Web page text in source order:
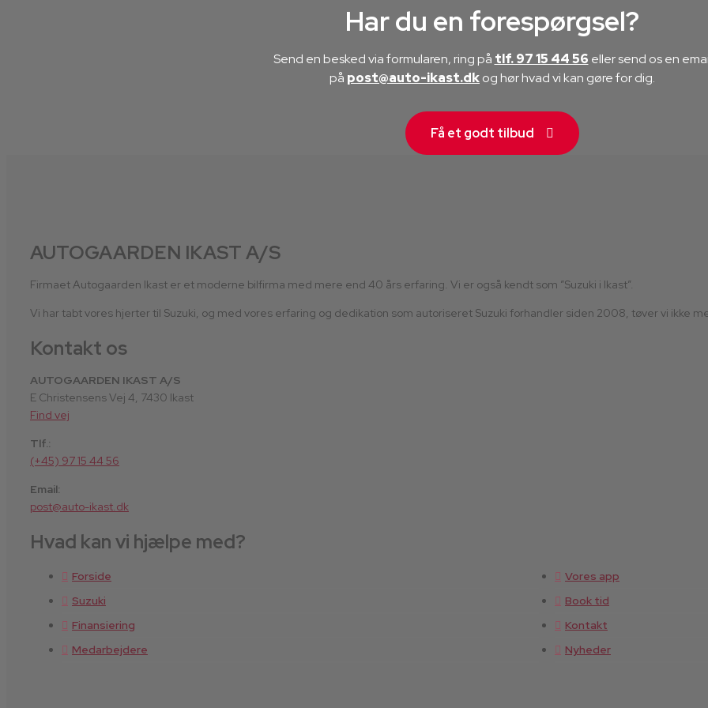
Har du en forespørgsel?
Send en besked via formularen, ring på tlf. 97 15 44 56 eller send os en
på post@auto-ikast.dk​ og hør hvad vi kan gøre for dig.
Få et godt tilbud
AUTOGAARDEN IKAST A/S
Firmaet Autogaarden Ikast er et moderne bilfirma med mere end 40 års erfaring. Vi er også kendt som ”Suzuki i Ikast”.
Vi har tabt vores hjerter til Suzuki, og med vores erfaring og dedikation som autoriseret Suzuki forhandler siden 2008, tøver vi ikke
Kontakt os
AUTOGAARDEN IKAST A/S
E Christensens Vej 4, 7430 Ikast
Find vej
Tlf.:
(+45) 97 15 44 56
Email:
post@auto-ikast.dk
Hvad kan vi hjælpe med?
Forside
Suzuki
Finansiering
Medarbejdere
Vores app
Book tid
Kontakt
Nyheder